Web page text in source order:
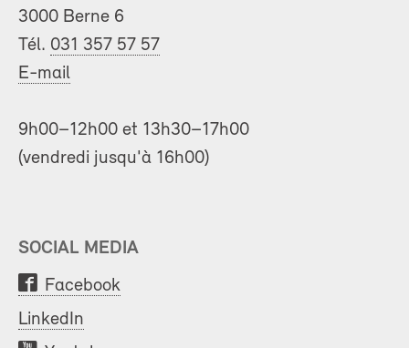
3000 Berne 6
Tél. 031 357 57 57
E-mail
9h00–12h00 et 13h30–17h00
(vendredi jusqu'à 16h00)
SOCIAL MEDIA
Facebook
LinkedIn